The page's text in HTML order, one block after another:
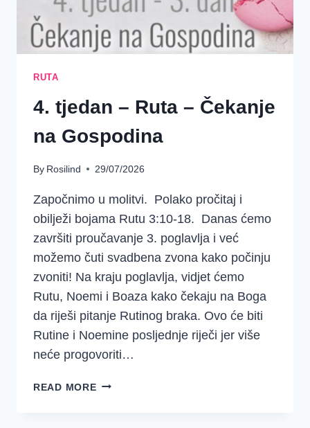
RUTA
4. tjedan – Ruta – Čekanje
na Gospodina
By Rosilind 29/07/2026
Započnimo u molitvi. Polako pročitaj i
obilježi bojama Rutu 3:10-18. Danas ćemo
završiti proučavanje 3. poglavlja i već
možemo čuti svadbena zvona kako počinju
zvoniti! Na kraju poglavlja, vidjet ćemo
Rutu, Noemi i Boaza kako čekaju na Boga
da riješi pitanje Rutinog braka. Ovo će biti
Rutine i Noemine posljednje riječi jer više
neće progovoriti…
READ MORE4.